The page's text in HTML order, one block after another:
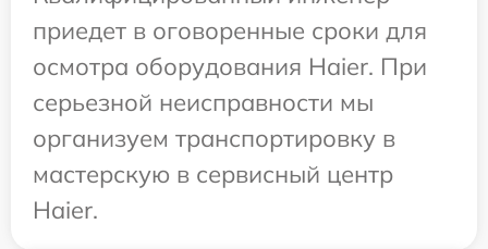
приедет в оговоренные сроки для
осмотра оборудования Haier. При
серьезной неисправности мы
организуем транспортировку в
мастерскую в сервисный центр
Haier.